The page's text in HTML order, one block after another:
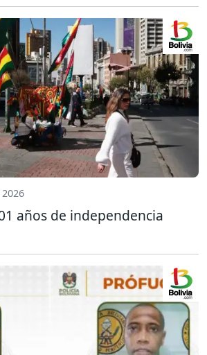
años de independencia